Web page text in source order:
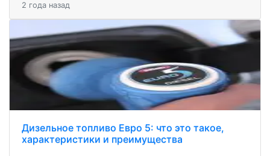
2 года назад
Дизельное топливо Евро 5: что это такое,
характеристики и преимущества